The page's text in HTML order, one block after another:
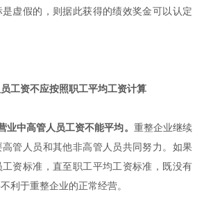
虚假的，则据此获得的绩效奖金可以认定
工资不应按照职工平均工资计算
业中高管人员工资不能平均。 重整企业继续
管人员和其他非高管人员共同努力。如果
资标准，直至职工平均工资标准，既没有
利于重整企业的正常经营。